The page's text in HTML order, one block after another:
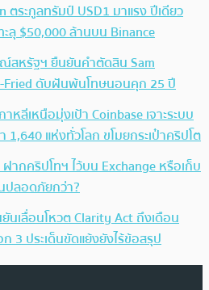
ตระกูลทรัมป์ USD1 มาแรง ปีเดียว
ลุ $50,000 ล้านบน Binance
สหรัฐฯ ยืนยันคำตัดสิน Sam
Fried ดับฝันพ้นโทษนอนคุก 25 ปี
าหลีเหนือมุ่งเป้า Coinbase เจาะระบบ
1,640 แห่งทั่วโลก ขโมยกระเป๋าคริปโต
ากคริปโทฯ ไว้บน Exchange หรือเก็บ
ปลอดภัยกว่า?
นเลื่อนโหวต Clarity Act ถึงเดือน
3 ประเด็นขัดแย้งยังไร้ข้อสรุป